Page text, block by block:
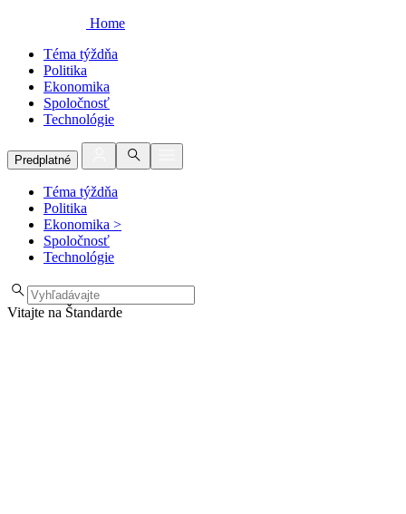
Home
Téma týždňa
Politika
Ekonomika
Spoločnosť
Technológie
Predplatné
Téma týždňa
Politika
Ekonomika >
Spoločnosť
Technológie
Vitajte na Štandarde